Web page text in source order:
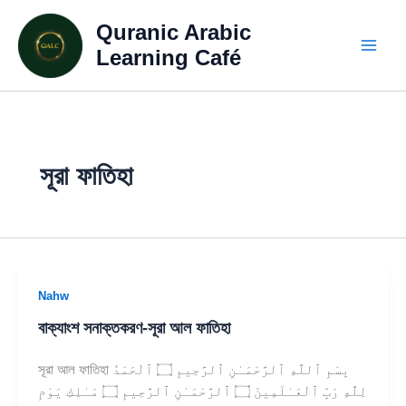
to
content
Quranic Arabic
Learning Café
সূরা ফাতিহা
Nahw
বাক্যাংশ সনাক্তকরণ-সূরা আল ফাতিহা
সূরা আল ফাতিহা بِسْمِ ٱللَّهِ ٱلرَّحْمَـٰنِ ٱلرَّحِيمِ ۝ ٱلْحَمْدُ
لِلَّهِ رَبِّ ٱلْعَـٰلَمِينَ ۝ ٱلرَّحْمَـٰنِ ٱلرَّحِيمِ ۝ مَـٰلِكِ يَوْمِ